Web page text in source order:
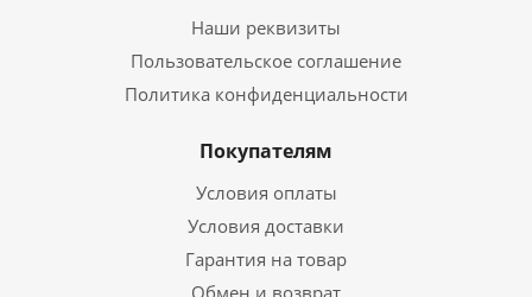
Наши реквизиты
Пользовательское соглашение
Политика конфиденциальности
Покупателям
Условия оплаты
Условия доставки
Гарантия на товар
Обмен и возврат